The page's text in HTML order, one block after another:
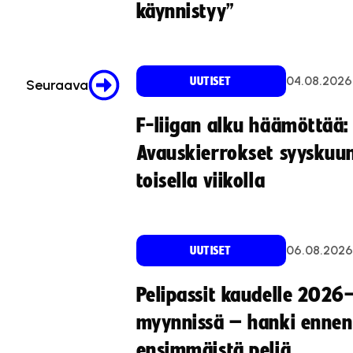
Seuraava
käynnistyy”
UUTISET 04.08.2026
F-liigan alku häämöttää:
Avauskierrokset
toisella viikolla
UUTISET 06.08.2026
Pelipassit kaudelle
myynnissä – hanki ennen